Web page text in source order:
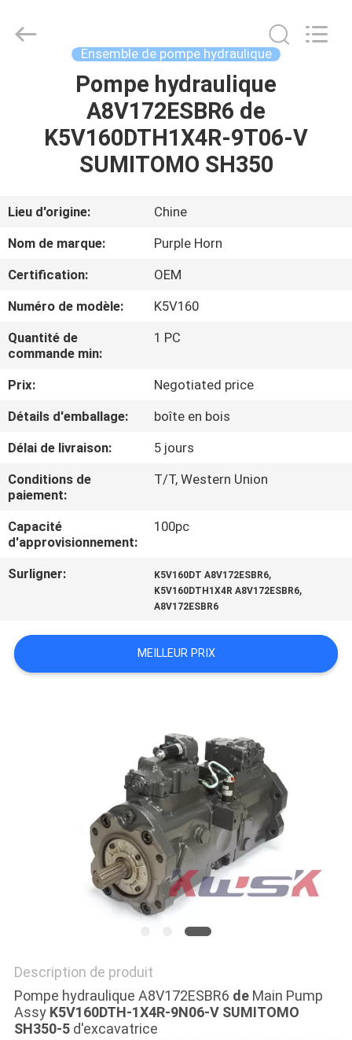
MAISON
PRODUITS
AU
SUJET
DE
VISITE
CONTRÔLE
DE
QUALITÉ
CONTACTEZ-
NOUS
DEMANDEZ
UNE
Ensemble de pompe hydraulique
Pompe hydraulique
A8V172ESBR6 de
K5V160DTH1X4R-9T06-V
SUMITOMO SH350
Lieu d'origine:
Chine
Nom de marque:
Purple Horn
Certification:
OEM
Numéro de modèle:
K5V160
Quantité de
commande min:
1 PC
Prix:
Negotiated price
Détails d'emballage:
boîte en bois
Délai de livraison:
5 jours
Conditions de
paiement:
T/T, Western Union
Capacité
d'approvisionnement:
100pc
Surligner: K5V160DT A8V172ESBR6,
K5V160DTH1X4R A8V172ESBR6,
A8V172ESBR6
MEILLEUR PRIX
Description de produit
Pompe hydraulique A8V172ESBR6 deMain Pump
Assy K5V160DTH-1X4R-9N06-V SUMITOMO
SH350-5 d'excavatrice